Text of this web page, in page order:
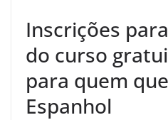
Inscrições
do curso
para quem
Espanhol